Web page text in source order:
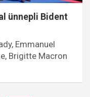
ünnepli Bident
Emmanuel
Brigitte Macron